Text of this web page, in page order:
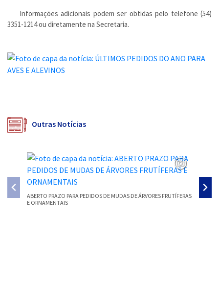
Informações adicionais podem ser obtidas pelo telefone (54)
3351-1214 ou diretamente na Secretaria.
Outras Notícias
ABERTO PRAZO PARA PEDIDOS DE MUDAS DE ÁRVORES FRUTÍFERAS
E ORNAMENTAIS